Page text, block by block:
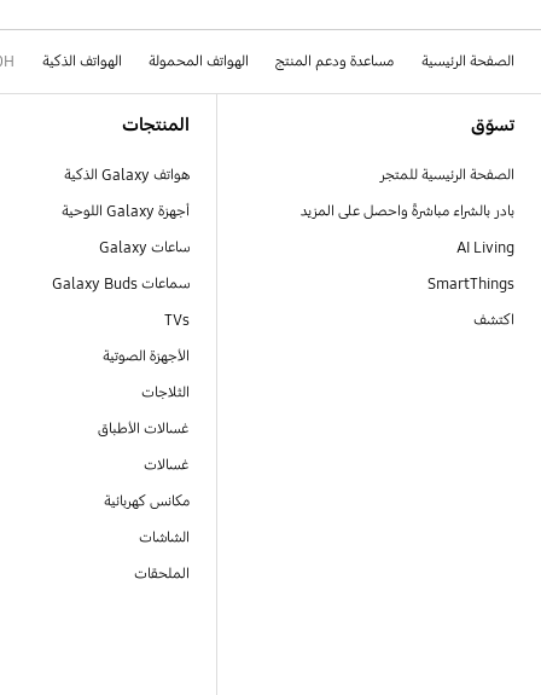
الصفحة الرئيسية مساعدة ودعم المنتج الهواتف المحمولة الهواتف الذكية
تسوّق
الصفحة الرئيسية للمتجر
بادر بالشراء مباشرةً واحصل على المزيد
AI Living
SmartThings
اكتشف
المنتجات
هواتف Galaxy الذكية
أجهزة Galaxy اللوحية
ساعات Galaxy
سماعات Galaxy Buds
TVs
الأجهزة الصوتية
الثلاجات
غسالات الأطباق
غسالات
مكانس كهربائية
الشاشات
الملحقات